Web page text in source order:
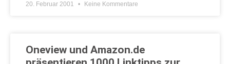
20. Februar 2001 Keine Kommentare
Oneview und Amazon.de